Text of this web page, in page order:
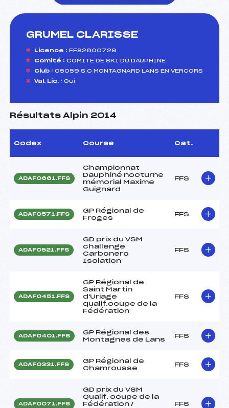
GRUMEL CLARISSE
Licence : FFS2600729
Comité : COMITE DE SKI DU DAUPHINE
Club : 05059 S.C MONTAGNARD LANS EN VERCORS
Val. Lic. : Oui
Résultats Alpin 2014
Codex Course Cat.
ADAF0661.FFS
Championnat
Dauphiné nocturne
mémorial Maxime
Guignard
FFS
ADAF0571.FFS
GP Régional de
Froges
FFS
ADAF0521.FFS
GD prix du VSM
challenge
Carbonero
Isolation
FFS
ADAF0451.FFS
GP Régional de
Saint Martin
d'Uriage
qualif.coupe de la
Fédération
FFS
ADAF0401.FFS
GP Régional des
Montagnes de Lans
FFS
ADAF0331.FFS
GP Régional de
Chamrousse
FFS
ADAF0071.FFS
GD prix du VSM
Qualif. coupe de la
Fédération /
FFS